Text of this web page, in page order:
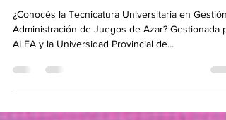
de Juegos de Azar
¿Conocés la Tecnicatura Universitaria en Gestión
Administración de Juegos de Azar? Gestionada
ALEA y la Universidad Provincial de...